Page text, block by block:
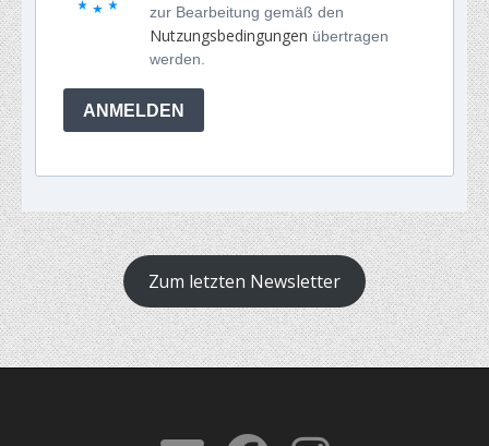
zur Bearbeitung gemäß den
Nutzungsbedingungen übertragen
werden.
ANMELDEN
Zum letzten Newsletter